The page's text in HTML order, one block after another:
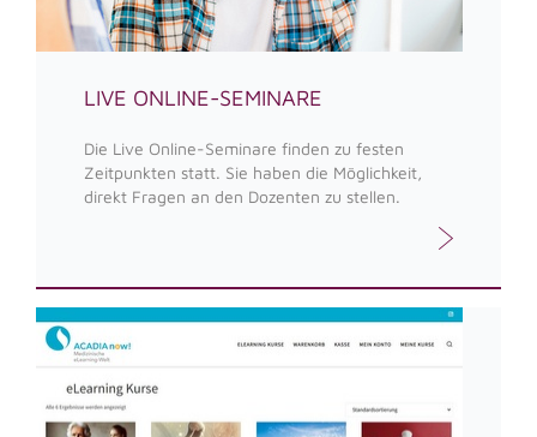
LIVE ONLINE-SEMINARE
Die Live Online-Seminare finden zu festen
Zeitpunkten statt. Sie haben die Möglichkeit,
direkt Fragen an den Dozenten zu stellen.